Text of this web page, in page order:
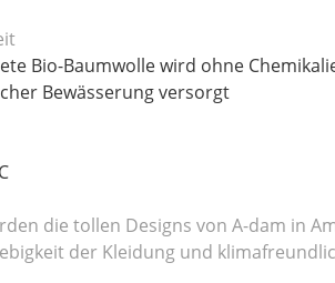
Bio-Baumwolle wird ohne
Bewässerung versorgt
die tollen Designs von A-dam in
der Kleidung und